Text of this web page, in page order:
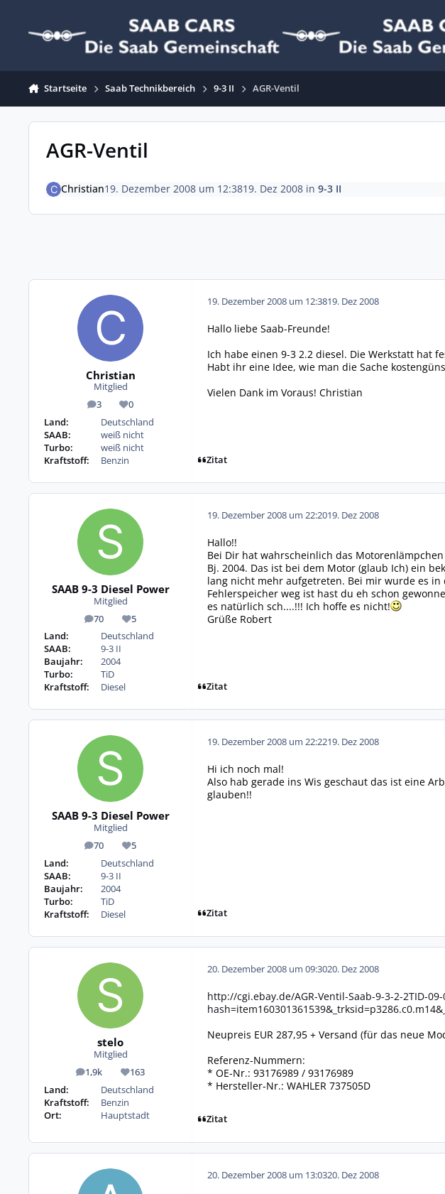
Startseite Saab Technikbereich 9-3 II AGR-Ventil
AGR-Ventil
Christian19. Dezember 2008 um 12:3819. Dez 2008in 9-3 II
Christian
Mitglied
3
Beiträge0
Reputation
Land:
Deutschland
SAAB:
weiß nicht
Turbo:
weiß nicht
Kraftstoff:
Benzin
19. Dezember 2008 um 12:3819. Dez 2008
Hallo liebe Saab-Freunde!
Ich habe einen 9-3 2.2 diesel. Die Werkstatt hat
Habt ihr eine Idee, wie man die Sache
Vielen Dank im Voraus! Christian
Zitat
SAAB 9-3 Diesel Power
Mitglied
70
Beiträge 5
Reputation
Land:
Deutschland
SAAB:
9-3 II
Baujahr:
2004
Turbo:
TiD
Kraftstoff:
Diesel
19. Dezember 2008 um 22:2019. Dez 2008
Hallo!!
Bei Dir hat wahrscheinlich das
Bj. 2004. Das ist bei dem Motor (glaub Ich) ein
lang nicht mehr aufgetreten. Bei mir wurde es
Fehlerspeicher weg ist hast du eh schon
es natürlich sch....!!! Ich hoffe es nicht!
Grüße Robert
Zitat
SAAB 9-3 Diesel Power
Mitglied
70
Beiträge 5
Reputation
Land:
Deutschland
SAAB:
9-3 II
Baujahr:
2004
Turbo:
TiD
Kraftstoff:
Diesel
19. Dezember 2008 um 22:2219. Dez 2008
Hi ich noch mal!
Also hab gerade ins Wis geschaut das ist eine
glauben!!
Zitat
stelo
Mitglied
1,9k
Beiträge 163
Reputation
Land:
Deutschland
Kraftstoff:
Benzin
Ort:
Hauptstadt
20. Dezember 2008 um 09:3020. Dez 2008
http://cgi.ebay.de/AGR-Ventil-Saab-9-3-2-2TID-
Neupreis EUR 287,95 + Versand (für das neue
Referenz-Nummern:
* OE-Nr.: 93176989 / 93176989
* Hersteller-Nr.: WAHLER 737505D
Zitat
20. Dezember 2008 um 13:0320. Dez 2008